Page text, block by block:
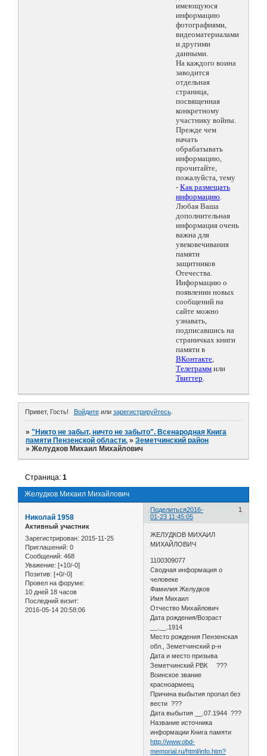
имеющуюся
информацию
фотографиями,
видеоматериалами
и другими
данными.
На каждого воина
заводится
отдельная
страница,
посвященная
конкретному
участнику войны.
Прежде чем
начать
обрабатывать
информацию,
прочитайте,
пожалуйста, тему
- Как размещать
информацию.
Любая Ваша
дополнительная
информация очень
важна для
увековечивания
памяти
защитников
Отечества.
Информацию о
появлении новых
сообщений на
сайте можно
узнавать,
подписавшись на
страничках книги
памяти в
ВКонтакте,
Телеграмм или
Твиттер.
Привет, Гость! Войдитеили зарегистрируйтесь.
»"Никто не забыт, ничто не забыто". Всенародная Книга
памяти Пензенской области. »Земетчинский район
»Желудков Михаил Михайлович
Желудков Михаил Михайлович
Страница:1
Поделиться 1
2016-
01-23 11:45:05
Николай 1958
Активный участник
Зарегистрирован: 2015-11-25
Приглашений: 0
Сообщений: 468
Уважение: [+10/-0]
Позитив: [+0/-0]
Провел на форуме:
10 дней 18 часов
Последний визит:
2016-05-14 20:58:06
ЖЕЛУДКОВ МИХАИЛ
МИХАЙЛОВИЧ
1100309077
Сводная информация о
человеке
Фамилия Желудков
Имя Михаил
Отчество Михайлович
Дата рождения/Возраст
__.__.1914
Место рождения Пензенская
обл., Земетчинский р-н
Дата и место призыва
Земетчинский РВК ???
Воинское звание
красноармеец
Причина выбытия пропал без
вести ???
Дата выбытия __.07.1944 ???
Название источника
информации Книга памяти
http://www.obd-
memorial.ru/html/info.htm?